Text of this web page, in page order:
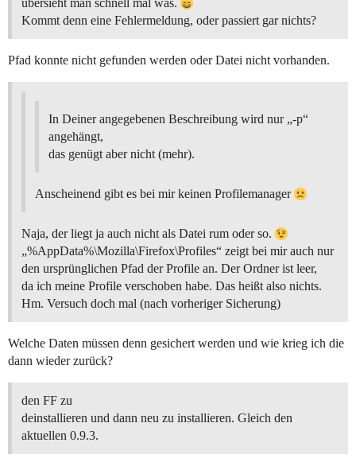
übersieht man schnell mal was.
Kommt denn eine Fehlermeldung, oder passiert gar nichts?
Pfad konnte nicht gefunden werden oder Datei nicht vorhanden.
In Deiner angegebenen Beschreibung wird nur „-p“
angehängt,
das genügt aber nicht (mehr).
Anscheinend gibt es bei mir keinen Profilemanager
Naja, der liegt ja auch nicht als Datei rum oder so.
„%AppData%\Mozilla\Firefox\Profiles“ zeigt bei mir auch nur
den ursprünglichen Pfad der Profile an. Der Ordner ist leer,
da ich meine Profile verschoben habe. Das heißt also nichts.
Hm. Versuch doch mal (nach vorheriger Sicherung)
Welche Daten müssen denn gesichert werden und wie krieg ich die
dann wieder zurück?
den FF zu
deinstallieren und dann neu zu installieren. Gleich den
aktuellen 0.9.3.